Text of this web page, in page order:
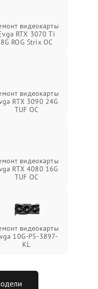
видеокарты
RTX 3070 Ti
8G ROG Strix OC
видеокарты
RTX 3090 24G
TUF OC
видеокарты
RTX 4080 16G
TUF OC
видеокарты
10G-P5-3897-
KL